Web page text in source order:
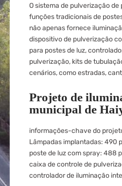
O sistema de pulverização
funções tradicionais de
não apenas fornece
dispositivo de pulverização
para postes de luz,
pulverização, kits de
cenários, como estradas,
Projeto de
municipal de
informações-chave do
Lâmpadas implantadas: 490
poste de luz com spray: 488
caixa de controle de
controlador de iluminação